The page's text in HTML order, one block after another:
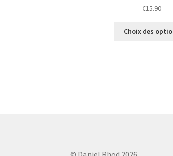
€15.90
Choix des